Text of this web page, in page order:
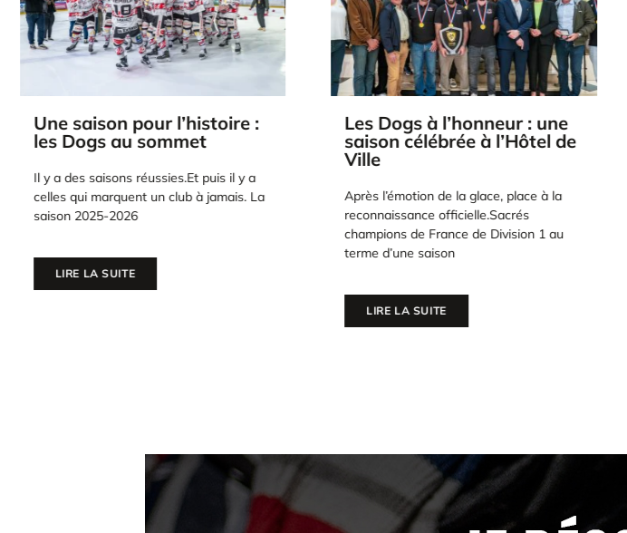
Une saison pour l’histoire :
les Dogs au sommet
Il y a des saisons réussies.Et puis il y a
celles qui marquent un club à jamais. La
saison 2025-2026
LIRE LA SUITE
Les Dogs à l’honneur : une
saison célébrée à l’Hôtel de
Ville
Après l’émotion de la glace, place à la
reconnaissance officielle.Sacrés
champions de France de Division 1 au
terme d’une saison
LIRE LA SUITE